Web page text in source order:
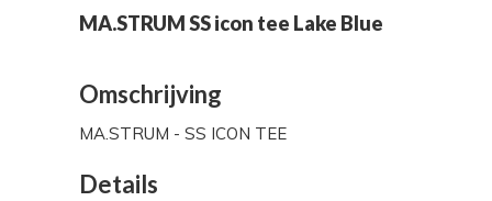
MA.STRUM SS icon tee Lake Blue
Omschrijving
MA.STRUM - SS ICON TEE
Details